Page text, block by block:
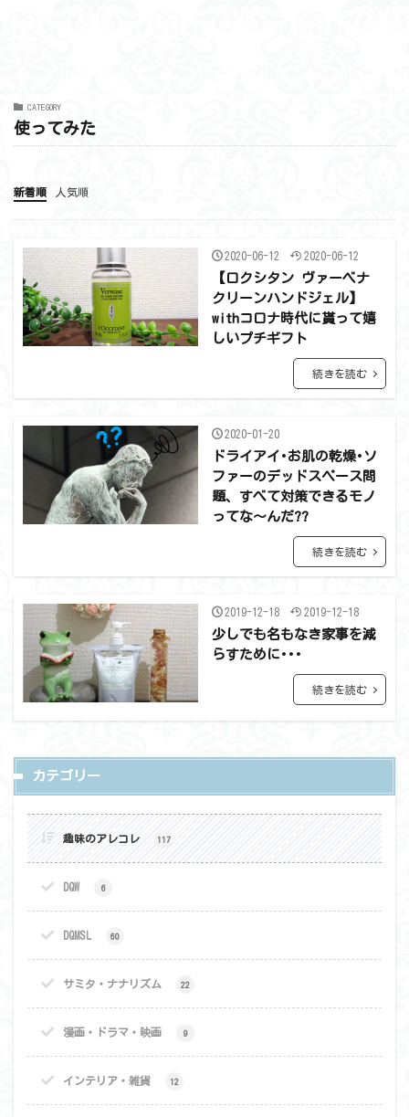
CATEGORY
使ってみた
新着順 人気順
2020-06-12 2020-06-12
【ロクシタン ヴァーベナ
クリーンハンドジェル】
withコロナ時代に貰って嬉
しいプチギフト
続きを読む
2020-01-20
ドライアイ･お肌の乾燥･ソ
ファーのデッドスペース問
題、すべて対策できるモノ
ってな～んだ??
続きを読む
2019-12-18 2019-12-18
少しでも名もなき家事を減
らすために･･･
続きを読む
カテゴリー
趣味のアレコレ 117
DQW 6
DQMSL 60
サミタ・ナナリズム 22
漫画・ドラマ・映画 9
インテリア・雑貨 12